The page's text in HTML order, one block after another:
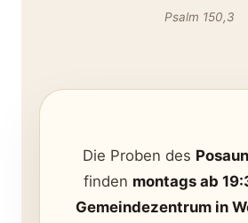
Psalm 150,3
Die Proben des
finden montags ab
Gemeindezentrum in